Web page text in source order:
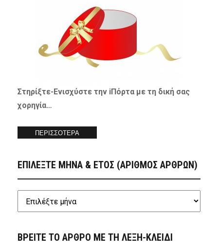
Στηρίξτε-Ενισχύστετην iΠόρτα με τη δική σας
χορηγία…
ΠΕΡΙΣΣΟΤΕΡΑ
ΕΠΙΛΕΞΤΕ ΜΗΝΑ & ΕΤΟΣ (ΑΡΙΘΜΟΣ ΑΡΘΡΩΝ)
ΒΡΕΙΤΕ ΤΟ ΑΡΘΡΟ ΜΕ ΤΗ ΛΕΞΗ-ΚΛΕΙΔΙ